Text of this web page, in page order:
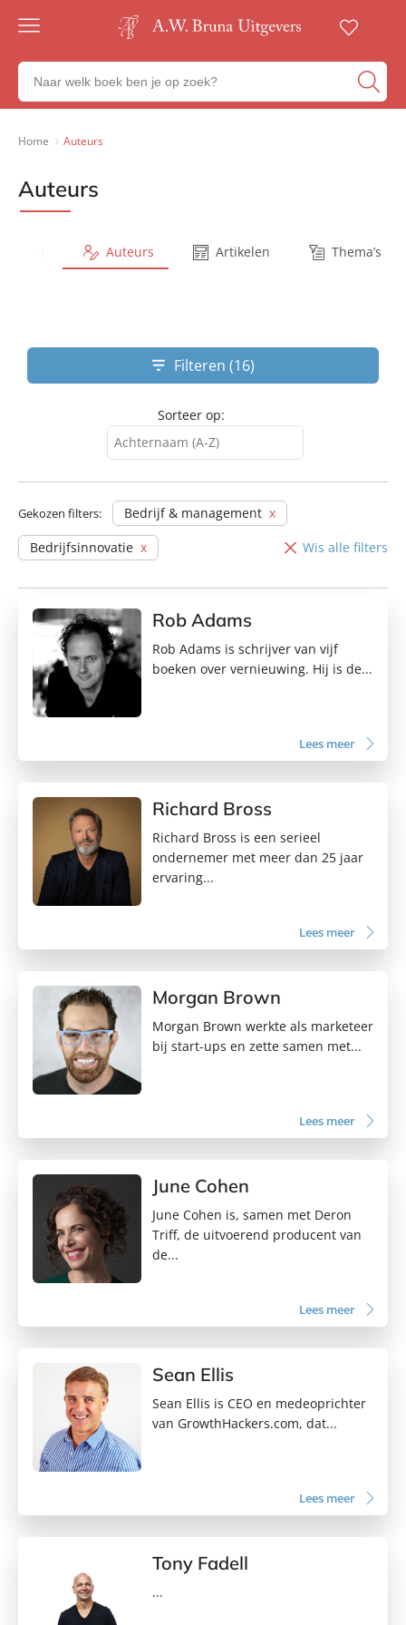
Gratis
23:00
besteld,
werkdag
Veilig
betalen
Zoeken
naar
boeken,
Home Auteurs
Auteurs
Auteurs Artikelen Thema’s
Filteren (16)
Sorteer op:
Achternaam (A-Z)
Achternaam (Z-A)
Voornaam (A-Z)
Gekozen filters:
Bedrijf & management
Bedrijfsinnovatie
Wis alle filters
Rob Adams
Rob Adams is schrijver van vijf
boeken over vernieuwing. Hij is de...
Lees meer
Richard Bross
Richard Bross is een serieel
ondernemer met meer dan 25 jaar
ervaring...
Lees meer
Morgan Brown
Morgan Brown werkte als marketeer
bij start-ups en zette samen met...
Lees meer
June Cohen
June Cohen is, samen met Deron
Triff, de uitvoerend producent van
de...
Lees meer
Sean Ellis
Sean Ellis is CEO en medeoprichter
van GrowthHackers.com, dat...
Lees meer
Tony Fadell
...